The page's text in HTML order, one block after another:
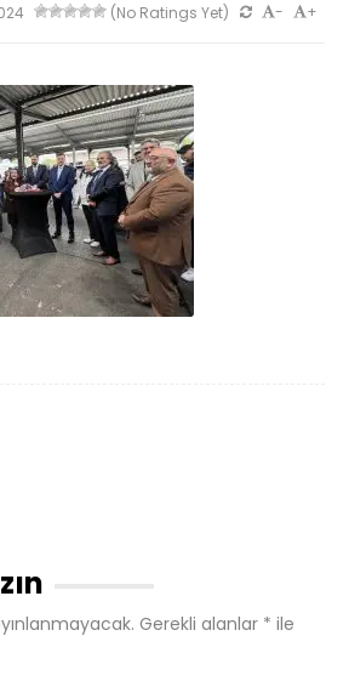
(No Ratings Yet) +
-
Gerekli alanlar * ile